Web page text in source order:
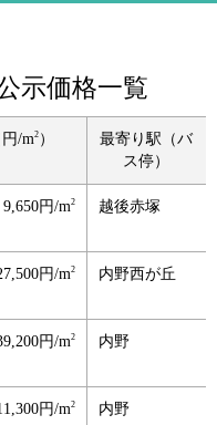
示価格一覧
/m2）
最寄り駅（バ
ス停）
9,650円/m2 越後赤塚
円/m2 内野西が丘
円/m2 内野
円/m2 内野